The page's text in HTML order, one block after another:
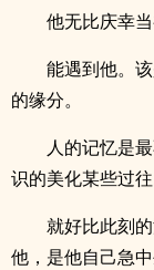
他无比庆幸
能遇到他。
的缘分。
人的记忆是
识的美化某些过往
就好比此刻
他，是他自己急